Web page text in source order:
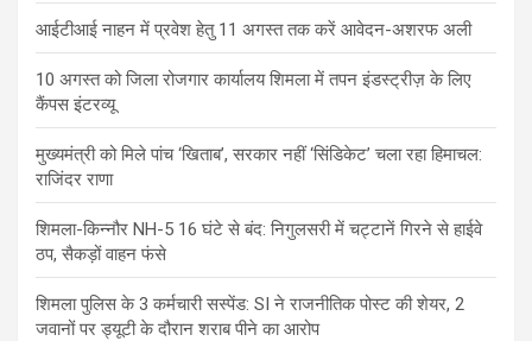
आईटीआई नाहन में प्रवेश हेतु 11 अगस्त तक करें आवेदन-अशरफ अली
10 अगस्त को जिला रोजगार कार्यालय शिमला में तपन इंडस्ट्रीज़ के लिए
कैंपस इंटरव्यू
मुख्यमंत्री को मिले पांच ‘खिताब’, सरकार नहीं ‘सिंडिकेट’ चला रहा हिमाचल:
राजिंदर राणा
शिमला-किन्नौर NH-5 16 घंटे से बंद: निगुलसरी में चट्टानें गिरने से हाईवे
ठप, सैकड़ों वाहन फंसे
शिमला पुलिस के 3 कर्मचारी सस्पेंड: SI ने राजनीतिक पोस्ट की शेयर, 2
जवानों पर ड्यूटी के दौरान शराब पीने का आरोप